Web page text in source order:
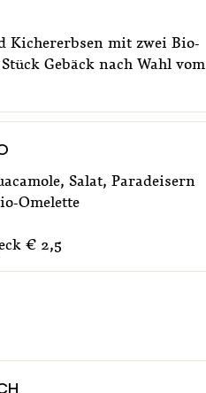
Kichererbsen mit zwei Bio-
Gebäck nach Wahl vom
Salat, Paradeisern
Omelette
€ 2,5